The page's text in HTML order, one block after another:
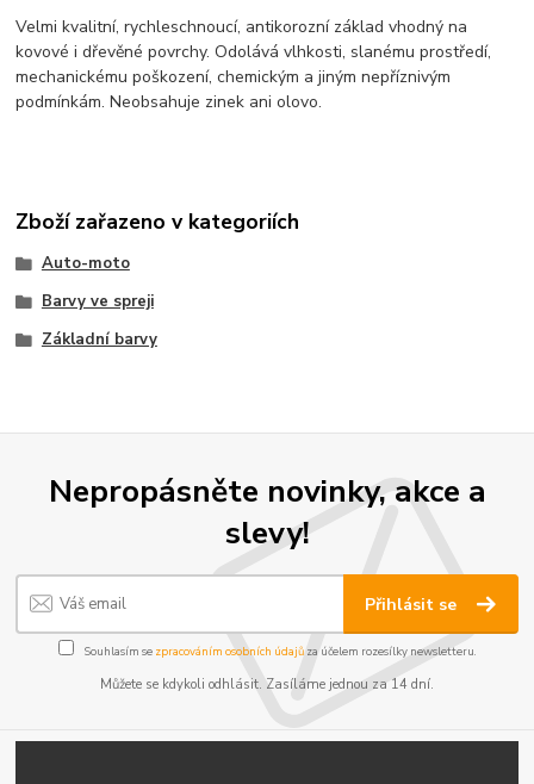
Velmi kvalitní, rychleschnoucí, antikorozní základ vhodný na
kovové i dřevěné povrchy. Odolává vlhkosti, slanému prostředí,
mechanickému poškození, chemickým a jiným nepříznivým
podmínkám. Neobsahuje zinek ani olovo.
Zboží zařazeno v kategoriích
Auto-moto
Barvy ve spreji
Základní barvy
Nepropásněte novinky, akce a
slevy!
Přihlásit se
Souhlasím se zpracováním osobních údajůza účelem rozesílky newsletteru.
Můžete se kdykoli odhlásit. Zasíláme jednou za 14 dní.